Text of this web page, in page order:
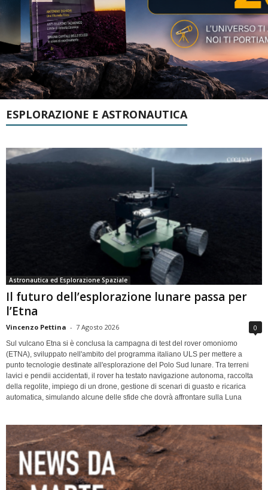
ESPLORAZIONE E ASTRONAUTICA
Astronautica ed Esplorazione Spaziale
Il futuro dell’esplorazione lunare passa per
l’Etna
Vincenzo Pettina - 7 Agosto 2026 0
Sul vulcano Etna si è conclusa la campagna di test del rover omoniomo
(ETNA), sviluppato nell'ambito del programma italiano ULS per mettere a
punto tecnologie destinate all'esplorazione del Polo Sud lunare. Tra terreni
lavici e pendii accidentati, il rover ha testato navigazione autonoma, raccolta
della regolite, impiego di un drone, gestione di scenari di guasto e ricarica
automatica, simulando alcune delle sfide che dovrà affrontare sulla Luna